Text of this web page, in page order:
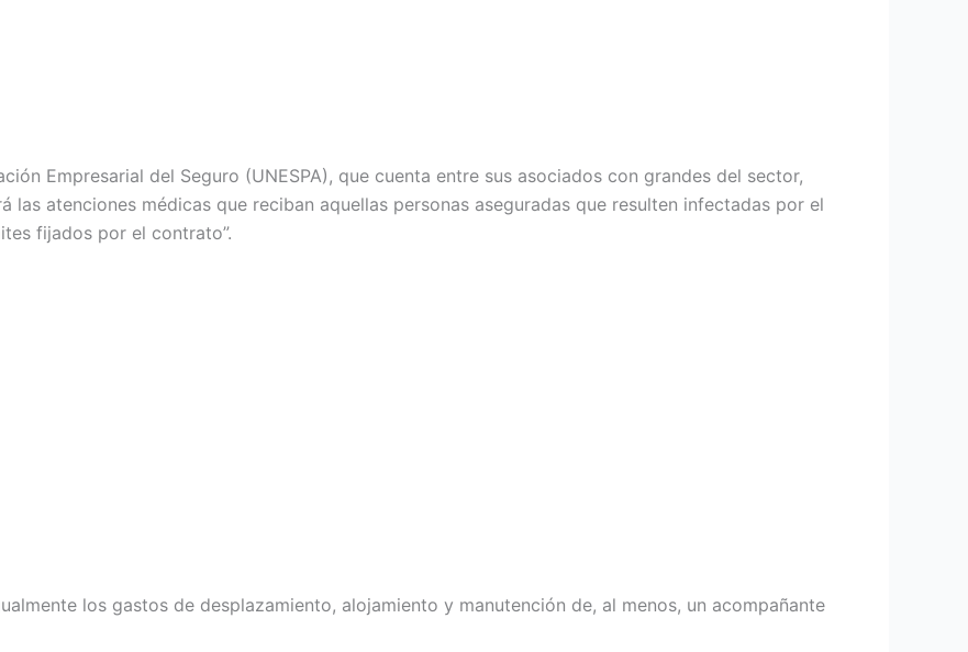
Empresarial del Seguro (UNESPA), que cuenta entre sus asociados con grandes del sector,
las atenciones médicas que reciban aquellas personas aseguradas que resulten infectadas por el
fijados por el contrato”.
los gastos de desplazamiento, alojamiento y manutención de, al menos, un acompañante